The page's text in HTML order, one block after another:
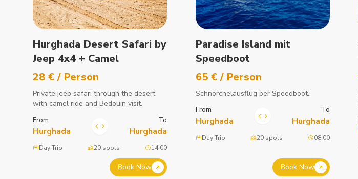
Hurghada Desert Safari by
Jeep 4x4 + Camel
28 € / Person
Private jeep safari through the desert
with camel ride and Bedouin visit.
From
Hurghada
To
Hurghada
Day Trip 20 spots 14:00
Book Now
Paradise Island mit
Speedboot
65 € / Person
Schnorchelausflug per Speedboot.
From
Hurghada
To
Hurghada
Day Trip 20 spots 08:00
Book Now